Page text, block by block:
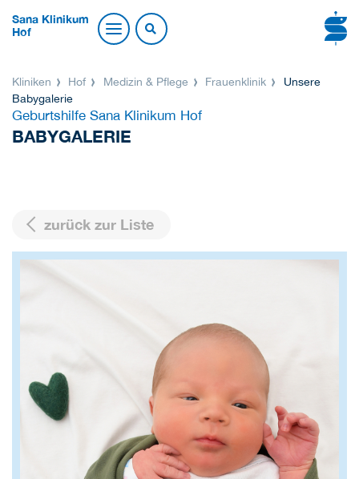
Sana Klinikum
Hof
Kliniken Hof Medizin & Pflege Frauenklinik
Unsere
Babygalerie
Geburtshilfe Sana Klinikum Hof
BABYGALERIE
zurück zur Liste